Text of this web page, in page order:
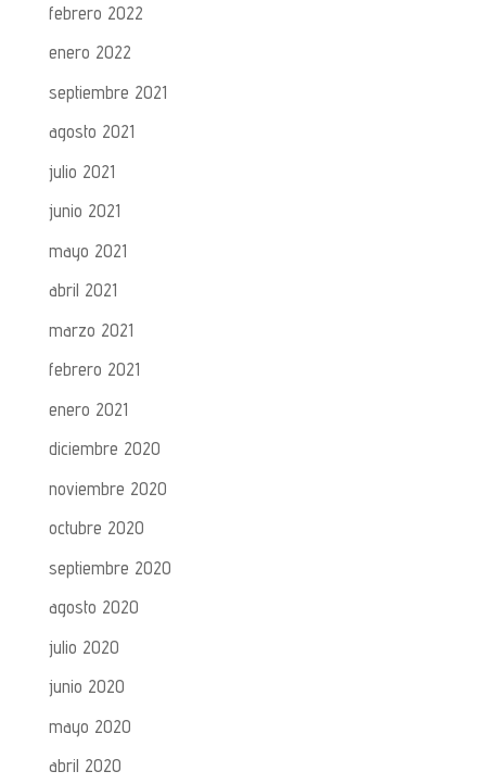
febrero 2022
enero 2022
septiembre 2021
agosto 2021
julio 2021
junio 2021
mayo 2021
abril 2021
marzo 2021
febrero 2021
enero 2021
diciembre 2020
noviembre 2020
octubre 2020
septiembre 2020
agosto 2020
julio 2020
junio 2020
mayo 2020
abril 2020